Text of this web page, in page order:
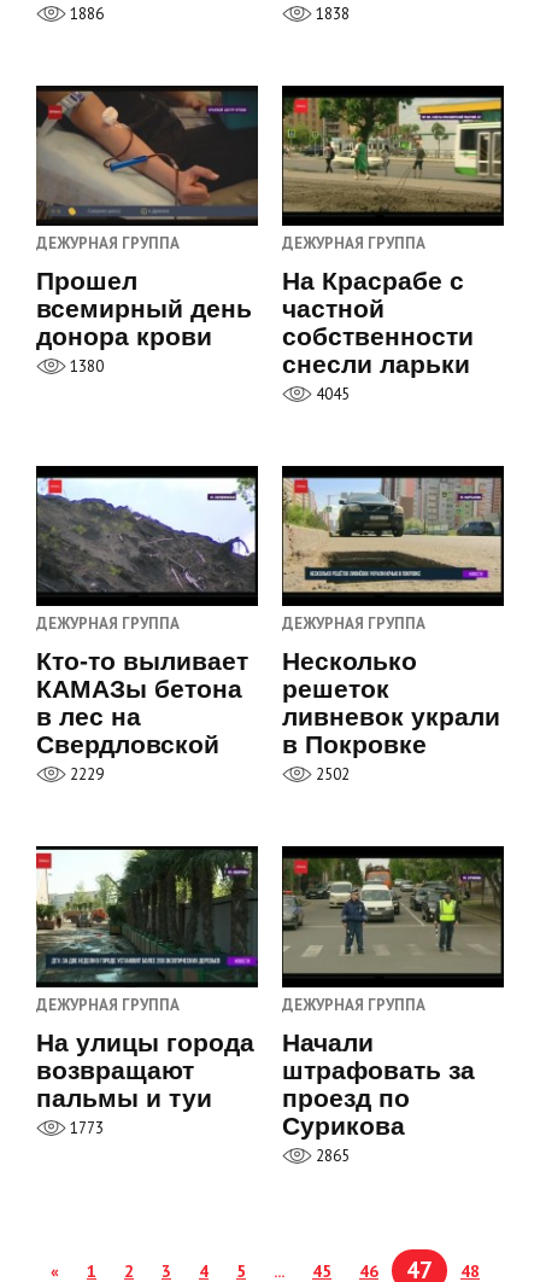
1886 1838
ДЕЖУРНАЯ ГРУППА
Прошел
всемирный день
донора крови
1380
ДЕЖУРНАЯ ГРУППА
На Красрабе с
частной
собственности
снесли ларьки
4045
ДЕЖУРНАЯ ГРУППА
Кто-то выливает
КАМАЗы бетона
в лес на
Свердловской
2229
ДЕЖУРНАЯ ГРУППА
Несколько
решеток
ливневок украли
в Покровке
2502
ДЕЖУРНАЯ ГРУППА
На улицы города
возвращают
пальмы и туи
1773
ДЕЖУРНАЯ ГРУППА
Начали
штрафовать за
проезд по
Сурикова
2865
« 1 2 3 4 5 ... 45 46 47 48